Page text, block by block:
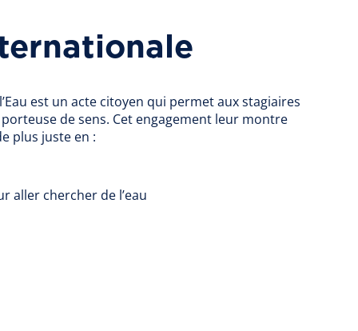
est un acte citoyen qui permet aux stagiaires
de sens. Cet engagement leur montre
plus juste en :
aller chercher de l’eau